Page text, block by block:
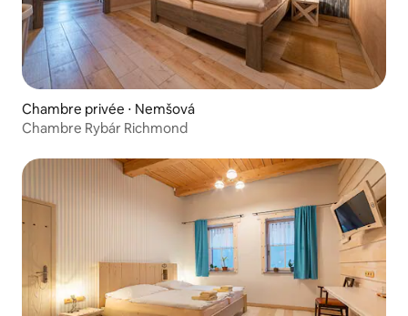
Chambre privée ⋅ Nemšová
Chambre Rybár Richmond